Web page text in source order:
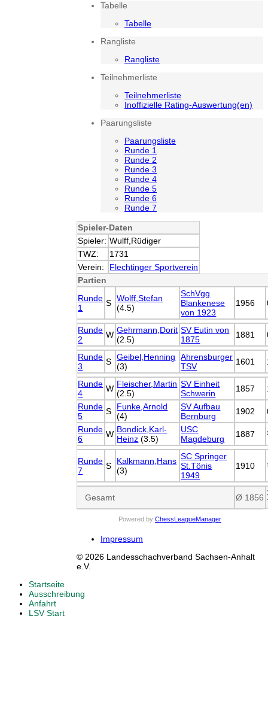
Tabelle
Tabelle
Rangliste
Rangliste
Teilnehmerliste
Teilnehmerliste
Inoffizielle Rating-Auswertung(en)
Paarungsliste
Paarungsliste
Runde 1
Runde 2
Runde 3
Runde 4
Runde 5
Runde 6
Runde 7
Spieler-Daten
Spieler: Wulff,Rüdiger
TWZ:
1731
Verein:
Flechtinger Sportverein
Partien
Runde
1
S Wolff,Stefan
(4.5)
SchVgg
Blankenese
von 1923
1956
Runde
2
W Gehrmann,Dorit
(2.5)
SV Eutin von
1875
1881
Runde
3
S Geibel,Henning
(3)
Ahrensburger
TSV
1601
Runde
4
W Fleischer,Martin
(2.5)
SV Einheit
Schwerin
1857
Runde
5
S
Funke,Arnold
(4)
SV Aufbau
Bernburg
1902
Runde
6
W Bondick,Karl-
Heinz (3.5)
USC
Magdeburg
1887
Runde
7
S
Kalkmann,Hans
(3)
SC Springer
St.Tönis
1949
1910
Gesamt Ø 1856
Powered by ChessLeagueManager
Impressum
© 2026 Landesschachverband Sachsen-Anhalt
e.V.
Startseite
Ausschreibung
Anfahrt
LSV Start